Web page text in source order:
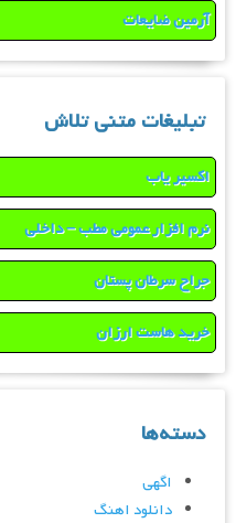
آرمین ضایعات
تبلیغات متنی تلاش
اکسیر یاب
نرم افزار عمومی مطب – داخلی
جراح سرطان پستان
خرید هاست ارزان
دسته‌ها
اگهی
دانلود اهنگ